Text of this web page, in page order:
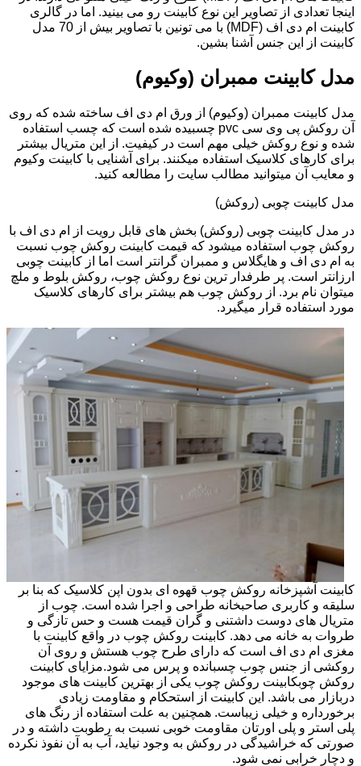
اینجا تعدادی از تصاویر این نوع کابینت رو می بینید. اما در گالری
کابینت ام دی اف (MDF) با می تونین با تصاویر بیش از 70 مدل
کابینت از این جنس آشنا بشین.
مدل کابینت ممبران (وکیوم)
مدل کابینت ممبران (وکیوم) از ورق ام دی اف ساخته شده که روی
آن روکش پی وی سی pvc چسبیده شده است که چسب استفاده
شده و نوع روکش خیلی مهم است در کیفیت. از این متریال بیشتر
برای کارهای کلاسیک استفاده میکنند. برای آشنایی با کابینت وکیوم
و معایب آن میتوانید مطالب سایت را مطالعه کنید.
مدل کابینت چوبی (روکش)
در مدل کابینت چوبی (روکش) بخش های قابل رویت از ام دی اف با
روکش چوب استفاده میشود که قیمت کابینت روکش چوب نسبت
به ام دی اف و هایگلاس و ممبران گرانتر است اما از کابینت چوبی
ارزانتر است. پر طرفدار ترین نوع روکش چوب، روکش بلوط و ملچ
میتوان نام برد. از روکش چوب هم بیشتر برای کارهای کلاسیک
مورد استفاده قرار میگیرد.
کابینت آشپزخانه روکش چوب قهوه ای بدون اپن کلاسیک که بنا بر
سلیقه و کاربری صاحبخانه طراحی و اجرا شده است. چوب از
متریال های دوست داشتنی و گران قیمت هست و حس تازگی و
طروات به خانه می دهد. کابینت روکش چوب در واقع کابینت با
مغزی ام دی اف است که دارای طرح چوب هستش و روی آن
روکشی از جنس چوب چسبانده و پرس می شود.مزایای کابینت
روکش چوبکابینت روکش چوب یکی از بهترین کابینت های موجود
دربازار می باشد. این کابینت از استحکام و مقاومت زیادی
برخورداره و خیلی زیباست. همچنین به علت استفاده از رنگ های
پلی استر و پلی اورتان مقاومت خوبی نسبت به رطوبت داشته و در
صورتی که خراشیدگی در روکش به وجود نیاید، آب به آن نفوذ نکرده
و دچار خرابی نمی شود.